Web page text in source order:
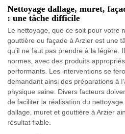
Nettoyage dallage, muret,
: une tâche difficile
Le nettoyage, que ce soit pour votre
gouttière ou façade à Arzier est une
qu’il ne faut pas prendre à la légère.
normes, avec des produits
performants. Les interventions se
demandant ainsi des préparations à
physique saine. Divers facteurs
de faciliter la réalisation du nettoyage
dallage, muret et gouttière à Arzier
résultat fiable.